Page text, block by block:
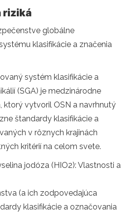
riziká
globálne
klasifikácie a značenia
systém klasifikácie a
(SGA) je medzinárodne
ktorý vytvoril OSN a navrhnutý
štandardy klasifikácie a
v rôznych krajinách
kritérií na celom svete.
jodóza (HIO2): Vlastnosti a
(a ich zodpovedajúca
klasifikácie a označovania